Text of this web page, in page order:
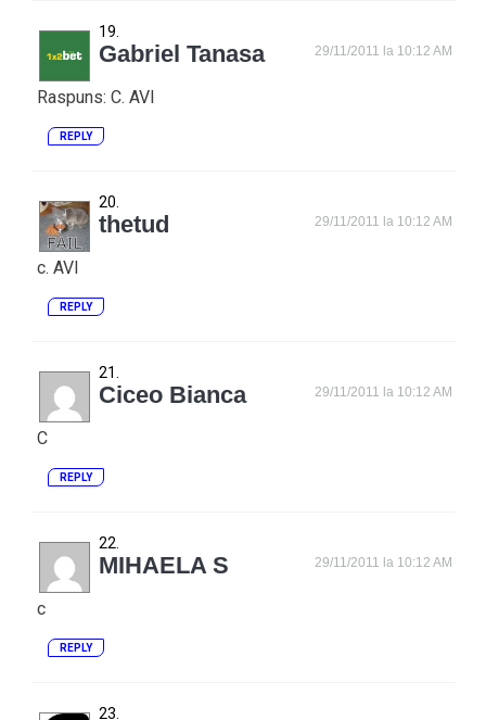
Gabriel Tanasa 29/11/2011 la 10:12 AM
Raspuns: C. AVI
REPLY
thetud 29/11/2011 la 10:12 AM
c. AVI
REPLY
Ciceo Bianca 29/11/2011 la 10:12 AM
C
REPLY
MIHAELA S 29/11/2011 la 10:12 AM
c
REPLY